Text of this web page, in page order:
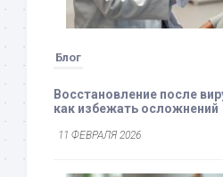
Блог
Восстановление после
как избежать осложнений
11 ФЕВРАЛЯ 2026